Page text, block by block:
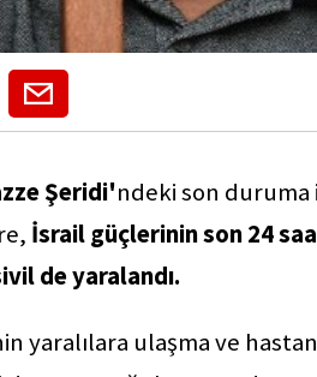
Şeridi'ndeki son duruma
İsrail güçlerinin son 24
de yaralandı.
yaralılara ulaşma ve